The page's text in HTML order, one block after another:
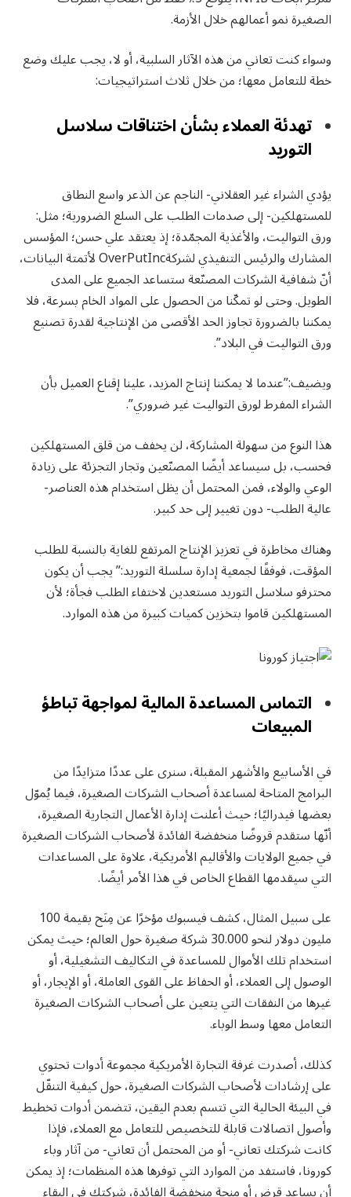
الصغيرة نمو أعمالهم خلال الأزمة.
وسواء كنت تعاني من هذه الآثار السلبية، أو لا، يجب عليك وضع
خطة للتعامل معها؛ من خلال ثلاث استراتيجيات:
تهدئة العملاء بشأن اختناقات سلاسل
التوريد
يؤدي الشراء غير العقلاني- الناجم عن الذعر واسع النطاق
للمستهلكين- إلى صدمات الطلب على السلع الضرورية؛ مثل:
ورق التواليت، والأغذية المجمّدة؛ إذ يعتقد علي حسن؛ المؤسس
المشارك والرئيس التنفيذي لشركةOverPutInc لأتمتة البيانات،
أنّ شفافية الشركات المصنّعة ستساعد الجميع على المدى
الطويل. وحتى لو تمكّنا من الحصول على المواد الخام بسرعة، فلا
يمكننا بالضرورة تجاوز الحد الأقصى من الإنتاجية لقدرة تصنيع
ورق التواليت في البلاد”.
ويضيف:”عندما لا يمكننا إنتاج المزيد، علينا إقناع العميل بأن
الشراء المفرط لورق التواليت غير ضروري”.
هذا النوع من سهولة المشاركة، لن يخفف من قلق المستهلكين
فحسب، بل سيساعد أيضًا المصنّعين وتجار التجزئة على زيادة
الوعي والولاء، فمن المحتمل أن يظل استخدام هذه العناصر-
عالية الطلب- دون تغيير إلى حد كبير.
وهناك مخاطرة في تعزيز الإنتاج المرتفع للغاية بالنسبة للطلب
المؤقت، فوفقًا لجمعية إدارة سلسلة التوريد:” يجب أن يكون
محترفو سلاسل التوريد مستعدين لاختفاء الطلب فجأة؛ لأن
المستهلكين قاموا بتخزين كميات كبيرة من هذه الموارد.
التماس المساعدة المالية لمواجهة تباطؤ
المبيعات
في الأسابيع والأشهر المقبلة، سنرى على عددًا متزايدًا من
البرامج المتاحة لمساعدة أصحاب الشركات الصغيرة، فيما يُموّل
بعضها فيدراليًا؛ حيث أعلنت إدارة الأعمال التجارية الصغيرة،
أنّها ستقدم قروضًا منخفضة الفائدة لأصحاب الشركات الصغيرة
في جميع الولايات والأقاليم الأمريكية، علاوة على المساعدات
التي سيقدمها القطاع الخاص في هذا الأمر أيضًا.
على سبيل المثال، كشف فيسبوك مؤخرًا عن مِنَح بقيمة 100
مليون دولار لنحو 30.000 شركة صغيرة حول العالم؛ حيث يمكن
استخدام تلك الأموال للمساعدة في التكاليف التشغيلية، أو
الوصول إلى العملاء، أو الحفاظ على القوى العاملة، أو الإيجار، أو
غيرها من النفقات التي يتعين على أصحاب الشركات الصغيرة
التعامل معها وسط الوباء.
كذلك، أصدرت غرفة التجارة الأمريكية مجموعة أدوات تحتوي
على إرشادات لأصحاب الشركات الصغيرة، حول كيفية التنقّل
في البيئة الحالية التي تتسم بعدم اليقين، تتضمن أدوات تخطيط
وأصول اتصالات قابلة للتخصيص للتعامل مع العملاء، فإذا
كانت شركتك تعاني- أو من المحتمل أن تعاني- من آثار وباء
كورونا، فاستفد من الموارد التي توفرها هذه المنظمات؛ إذ يمكن